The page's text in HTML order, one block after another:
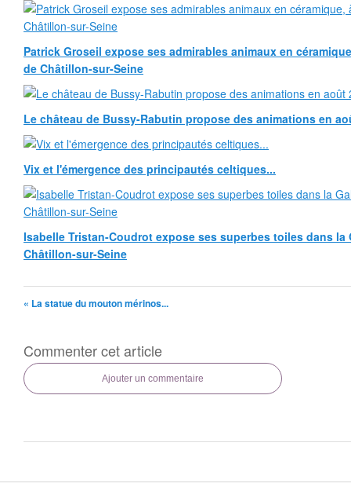
Patrick Groseil expose ses admirables animaux en
de Châtillon-sur-Seine
Le château de Bussy-Rabutin propose des animations en
Vix et l'émergence des principautés celtiques...
Isabelle Tristan-Coudrot expose ses superbes toiles dans la
Châtillon-sur-Seine
« La statue du mouton mérinos...
Commenter cet article
Ajouter un commentaire